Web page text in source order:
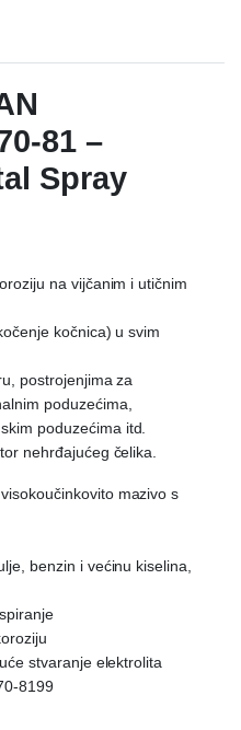
81 –
Spray
na vijčanim i utičnim
kočnica) u svim
postrojenjima za
poduzećima,
poduzećima itd.
nehrđajućeg čelika.
mazivo s
benzin i većinu kiselina,
stvaranje elektrolita
8199